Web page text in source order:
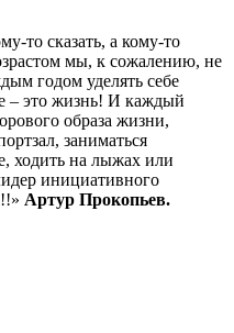
то сказать, а кому-то
мы, к сожалению, не
годом уделять себе
– это жизнь! И каждый
образа жизни,
заниматься
ходить на лыжах или
инициативного
Артур Прокопьев.